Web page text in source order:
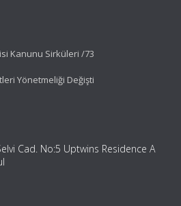
Kanunu Sirküleri /73
Yönetmeliği Değişti
Cad. No:5 Uptwins Residence A